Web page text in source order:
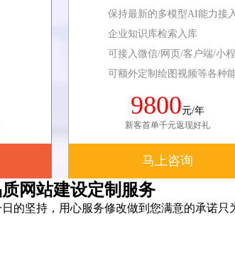
保持最新的多模型AI能力接
企业知识库检索入库
可接入微信/网页/客户端/小程
可额外定制绘图视频等各种
9800元/年
新客首单千元返现好礼
马上咨询
网站建设定制服务
的坚持， 用心服务修改做到您满意的承诺只